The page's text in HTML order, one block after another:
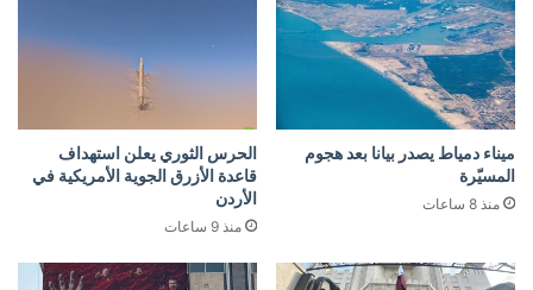
ميناء دمياط يصدر بيانا بعد هجوم
المسيّرة
منذ 8 ساعات
الحرس الثوري يعلن استهداف
قاعدة الأزرق الجوية الأمريكية في
الأردن
منذ 9 ساعات